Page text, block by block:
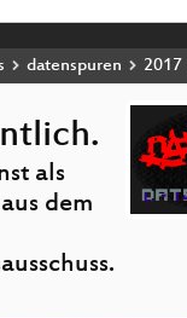
datenspuren 2017
als
dem